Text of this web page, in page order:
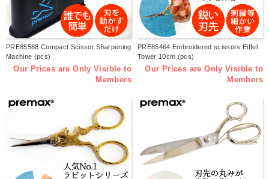
PRE85588 Compact Scissor Sharpening
Machine (pcs)
Our Prices are Only Visible to
Members
PRE85464 Embroidered scissors Eiffel
Tower 10cm (pcs)
Our Prices are Only Visible to
Members